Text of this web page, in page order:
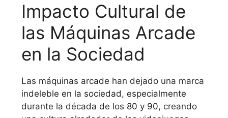
Impacto Cultural de
las Máquinas Arcade
en la Sociedad
Las máquinas arcade han dejado una marca
indeleble en la sociedad, especialmente
durante la década de los 80 y 90, creando